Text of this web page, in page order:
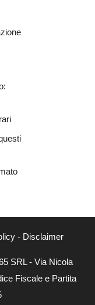
- Disclaimer
SRL - Via Nicola
Fiscale e Partita